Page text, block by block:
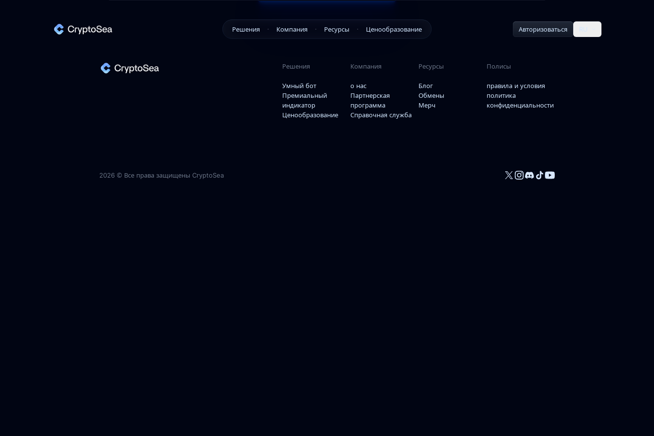
Авторизоваться RU
Решения Компания
программа
Справочная служба
Ресурсы
Мерч
Ценообразование
Решения
Умный бот
Премиальный
индикатор
Ценообразование
Компания
о нас
Партнерская
программа
Справочная служба
Ресурсы
Блог
Обмены
Мерч
Полисы
правила и условия
политика
конфиденциальности
2026 © Все права защищены CryptoSea